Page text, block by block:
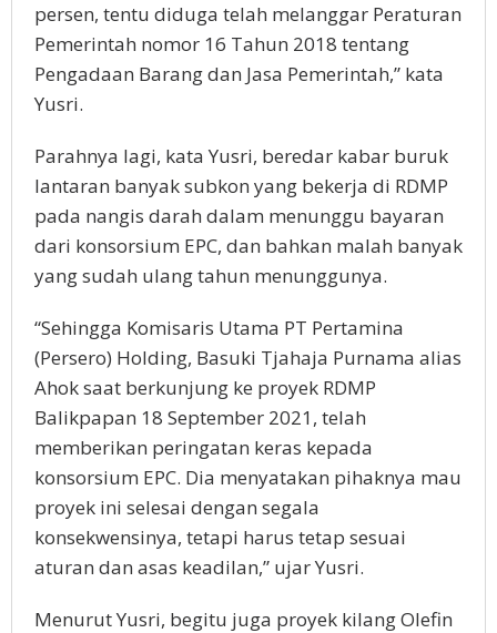
persen, tentu diduga telah melanggar Peraturan
Pemerintah nomor 16 Tahun 2018 tentang
Pengadaan Barang dan Jasa Pemerintah,” kata
Yusri.
Parahnya lagi, kata Yusri, beredar kabar buruk
lantaran banyak subkon yang bekerja di RDMP
pada nangis darah dalam menunggu bayaran
dari konsorsium EPC, dan bahkan malah banyak
yang sudah ulang tahun menunggunya.
“Sehingga Komisaris Utama PT Pertamina
(Persero) Holding, Basuki Tjahaja Purnama alias
Ahok saat berkunjung ke proyek RDMP
Balikpapan 18 September 2021, telah
memberikan peringatan keras kepada
konsorsium EPC. Dia menyatakan pihaknya mau
proyek ini selesai dengan segala
konsekwensinya, tetapi harus tetap sesuai
aturan dan asas keadilan,” ujar Yusri.
Menurut Yusri, begitu juga proyek kilang Olefin